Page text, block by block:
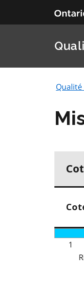
1